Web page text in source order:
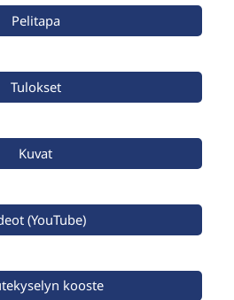
Pelitapa
Tulokset
Kuvat
(YouTube)
kooste